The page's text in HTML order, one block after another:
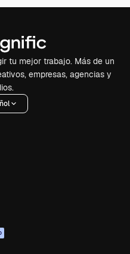
tu mejor trabajo. Más de un
empresas, agencias y